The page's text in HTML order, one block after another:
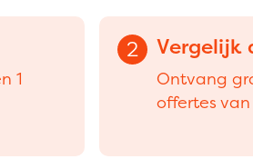
1
2 Vergelijk
Ontvang
offertes van